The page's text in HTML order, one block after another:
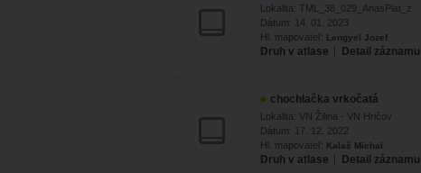
Lokalita: TML_38_029_AnasPlat_z
Dátum: 14. 01. 2023
Hl. mapovateľ: Lengyel Jozef
Druh v atlase | Detail záznamu
chochlačka vrkočatá
Lokalita: VN Žilina - VN Hričov
Dátum: 17. 12. 2022
Hl. mapovateľ: Kalaš Michal
Druh v atlase | Detail záznamu